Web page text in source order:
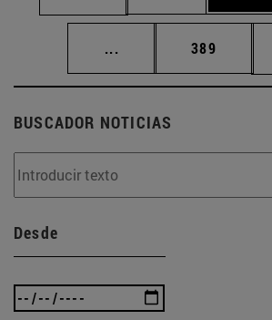
... Páginas intermedias
Página
389
BUSCADOR NOTICIAS
Desde